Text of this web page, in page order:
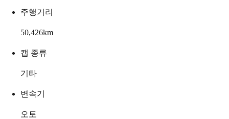
주행거리
50,426km
캡 종류
기타
변속기
오토